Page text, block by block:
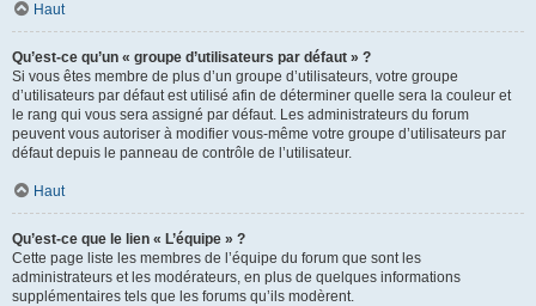
Haut
Qu’est-ce qu’un « groupe d’utilisateurs par défaut » ?
Si vous êtes membre de plus d’un groupe d’utilisateurs, votre groupe
d’utilisateurs par défaut est utilisé afin de déterminer quelle sera la couleur et
le rang qui vous sera assigné par défaut. Les administrateurs du forum
peuvent vous autoriser à modifier vous-même votre groupe d’utilisateurs par
défaut depuis le panneau de contrôle de l’utilisateur.
Haut
Qu’est-ce que le lien « L’équipe » ?
Cette page liste les membres de l’équipe du forum que sont les
administrateurs et les modérateurs, en plus de quelques informations
supplémentaires tels que les forums qu’ils modèrent.